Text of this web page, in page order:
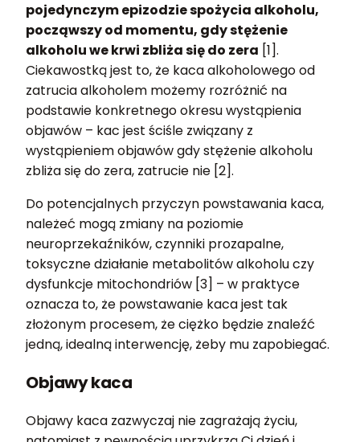
pojedynczym epizodzie spożycia alkoholu,
począwszy od momentu, gdy stężenie
alkoholu we krwi zbliża się do zera [1].
Ciekawostką jest to, że kaca alkoholowego od
zatrucia alkoholem możemy rozróżnić na
podstawie konkretnego okresu wystąpienia
objawów – kac jest ściśle związany z
wystąpieniem objawów gdy stężenie alkoholu
zbliża się do zera, zatrucie nie [2].
Do potencjalnych przyczyn powstawania kaca,
należeć mogą zmiany na poziomie
neuroprzekaźników, czynniki prozapalne,
toksyczne działanie metabolitów alkoholu czy
dysfunkcje mitochondriów [3] – w praktyce
oznacza to, że powstawanie kaca jest tak
złożonym procesem, że ciężko będzie znaleźć
jedną, idealną interwencję, żeby mu zapobiegać.
Objawy kaca
Objawy kaca zazwyczaj nie zagrażają życiu,